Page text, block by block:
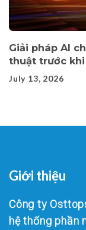
Giải pháp AI
thuật trước
July 13, 2026
Giới thiệu
Công ty
hệ thống phần